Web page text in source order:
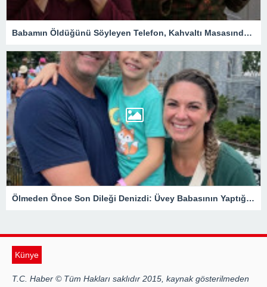
Babamın Öldüğünü Söyleyen Telefon, Kahvaltı Masasında Tüm Gerçekleri Ortaya Çıkardı
Ölmeden Önce Son Dileği Denizdi: Üvey Babasının Yaptığı Gizli Davet Tüm Ailenin Kaderini Değiştirdi
Künye
T.C. Haber © Tüm Hakları saklıdır 2015, kaynak gösterilmeden